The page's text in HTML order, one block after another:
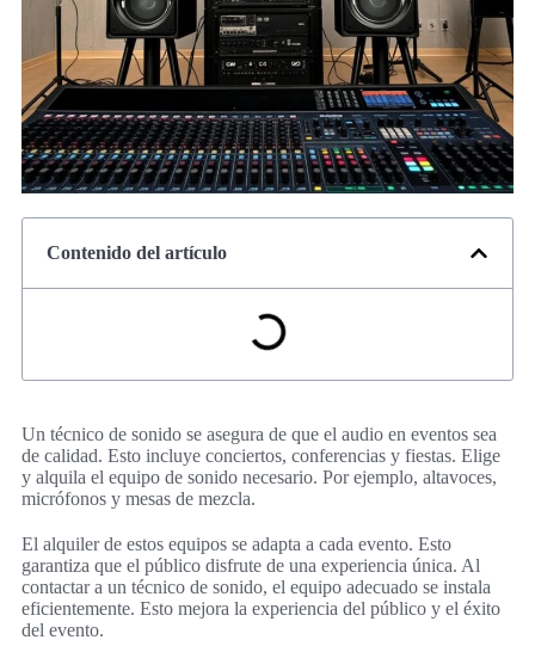
Contenido del artículo
Un técnico de sonido se asegura de que el audio en eventos sea
de calidad. Esto incluye conciertos, conferencias y fiestas. Elige
y alquila el equipo de sonido necesario. Por ejemplo, altavoces,
micrófonos y mesas de mezcla.
El alquiler de estos equipos se adapta a cada evento. Esto
garantiza que el público disfrute de una experiencia única. Al
contactar a un técnico de sonido, el equipo adecuado se instala
eficientemente. Esto mejora la experiencia del público y el éxito
del evento.